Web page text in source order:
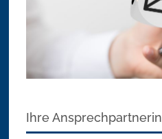
Ihre Ansprechpartnerin